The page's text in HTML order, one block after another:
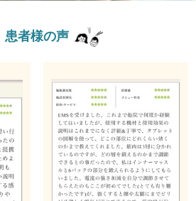
患者様の声